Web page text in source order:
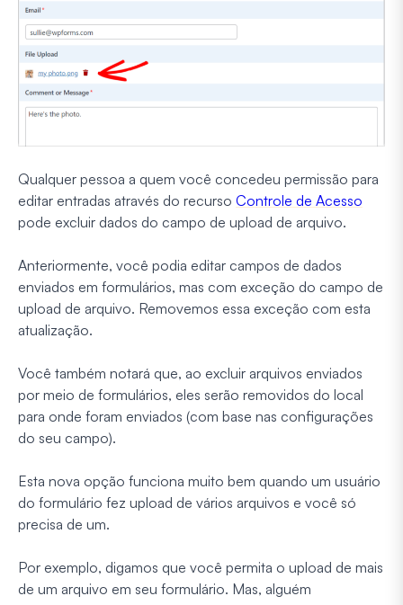
Qualquer pessoa a quem você concedeu permissão para
editar entradas através do recurso Controle de Acesso
pode excluir dados do campo de upload de arquivo.
Anteriormente, você podia editar campos de dados
enviados em formulários, mas com exceção do campo de
upload de arquivo. Removemos essa exceção com esta
atualização.
Você também notará que, ao excluir arquivos enviados
por meio de formulários, eles serão removidos do local
para onde foram enviados (com base nas configurações
do seu campo).
Esta nova opção funciona muito bem quando um usuário
do formulário fez upload de vários arquivos e você só
precisa de um.
Por exemplo, digamos que você permita o upload de mais
de um arquivo em seu formulário. Mas, alguém